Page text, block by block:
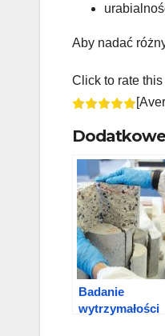
Aby nadać
Click to rate this
Badanie
wytrzymałości